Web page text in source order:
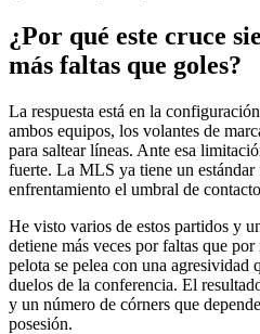
¿Por qué este cruce
más faltas que goles?
La respuesta está en la
ambos equipos, los volantes de
para saltear líneas. Ante esa
fuerte. La MLS ya tiene un estándar
enfrentamiento el umbral de
He visto varios de estos partidos y
detiene más veces por faltas que
pelota se pelea con una agresividad
duelos de la conferencia. El
y un número de córners que
posesión.